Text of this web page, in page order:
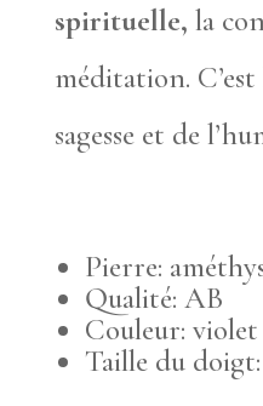
spirituelle, la
méditation.
sagesse et de
Pierre:
Qualité: AB
Couleur: violet
Taille du